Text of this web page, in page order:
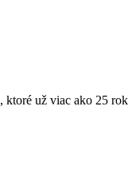
ktoré už viac ako 25